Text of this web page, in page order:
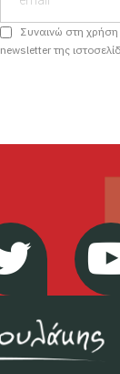
Συναινώ στη
newsletter της